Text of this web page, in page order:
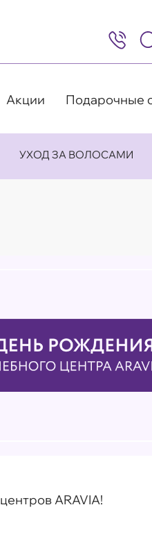
8
(495)
505-
98
Акции Подарочные
УХОД ЗА ВОЛОСАМИ
ARAVIA!